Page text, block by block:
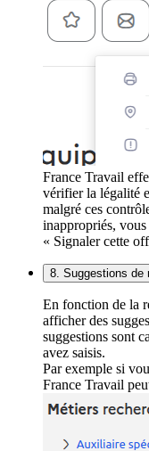
France Travail
vérifier la légalité
malgré ces
inappropriés,
« Signaler cette
8. Suggestions de
En fonction de la
afficher des
suggestions sont
avez saisis.
Par exemple si
France Travail